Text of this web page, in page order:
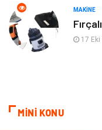
Gençlik Eğlence
İnternet
MAKINE
17 Eki
MİNİ KONU